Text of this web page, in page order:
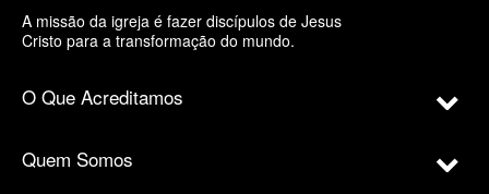
A missão da igreja é fazer discípulos de Jesus
Cristo para a transformação do mundo.
O Que Acreditamos
Quem Somos